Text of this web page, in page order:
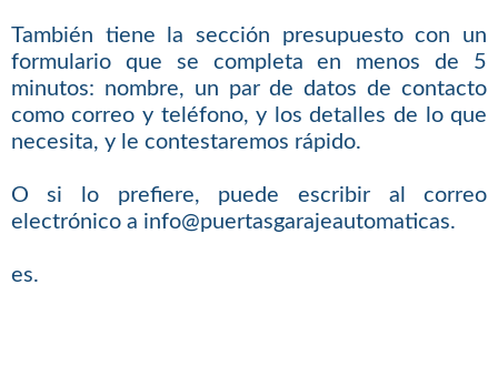
También tiene la sección presupuesto con un
formulario que se completa en menos de 5
minutos: nombre, un par de datos de contacto
como correo y teléfono, y los detalles de lo que
necesita, y le contestaremos rápido.
O si lo prefiere, puede escribir al correo
electrónico a info@puertasgarajeautomaticas.
es.